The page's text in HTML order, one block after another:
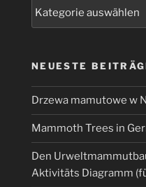
NEUESTE
Drzewa mamutowe w
Mammoth Trees in
Den
Aktivitäts Diagramm